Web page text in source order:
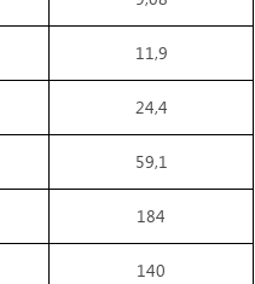
11,9
24,4
59,1
184
140